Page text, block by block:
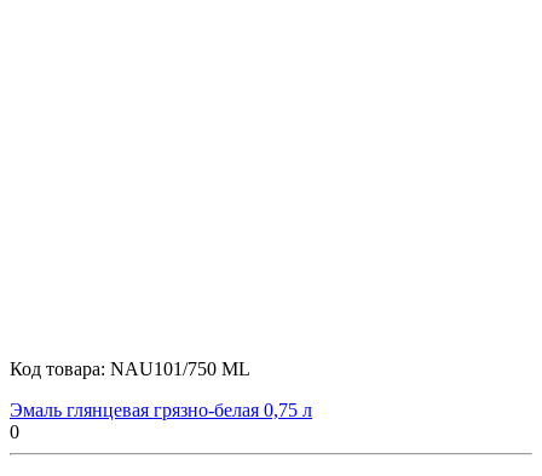
Код товара: NAU101/750 ML
Эмаль глянцевая грязно-белая 0,75 л
0